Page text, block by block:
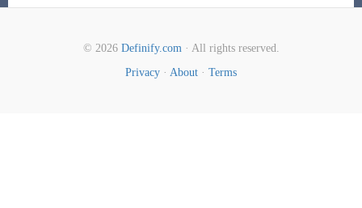
© 2026 Definify.com· All rights reserved.
Privacy · About · Terms